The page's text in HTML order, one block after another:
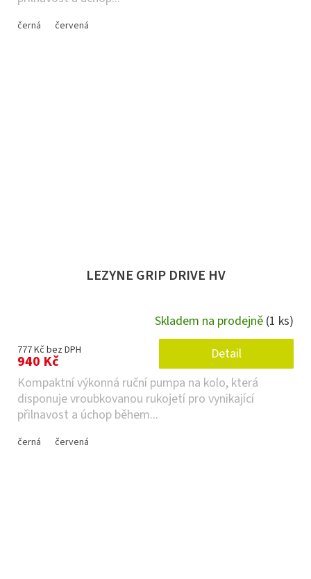
černá červená
LEZYNE GRIP DRIVE HV
Skladem na prodejně (1 ks)
777 Kč bez DPH
940 Kč
Detail
Kompaktní výkonná ruční pumpa na kolo, která
disponuje vroubkovanou rukojetí pro vynikající
přilnavost a úchop během...
černá červená